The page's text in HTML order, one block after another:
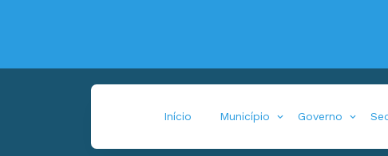
Início Município Governo